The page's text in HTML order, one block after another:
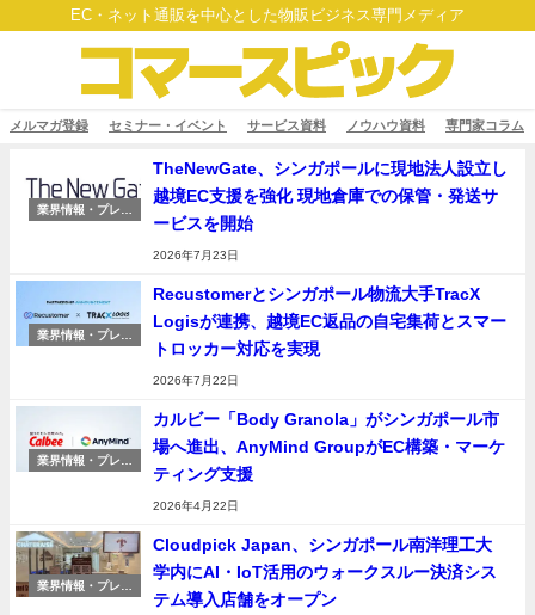
EC・ネット通販を中心とした物販ビジネス専門メディア
メルマガ登録 セミナー・イベント サービス資料 ノウハウ資料 専門家コラム
業界情報・プレス
TheNewGate、シンガポールに現地法人設立し
越境EC支援を強化 現地倉庫での保管・発送サ
ービスを開始
2026年7月23日
業界情報・プレス
Recustomerとシンガポール物流大手TracX
Logisが連携、越境EC返品の自宅集荷とスマー
トロッカー対応を実現
2026年7月22日
業界情報・プレス
カルビー「Body Granola」がシンガポール市
場へ進出、AnyMind GroupがEC構築・マーケ
ティング支援
2026年4月22日
業界情報・プレス
Cloudpick Japan、シンガポール南洋理工大
学内にAI・IoT活用のウォークスルー決済シス
テム導入店舗をオープン